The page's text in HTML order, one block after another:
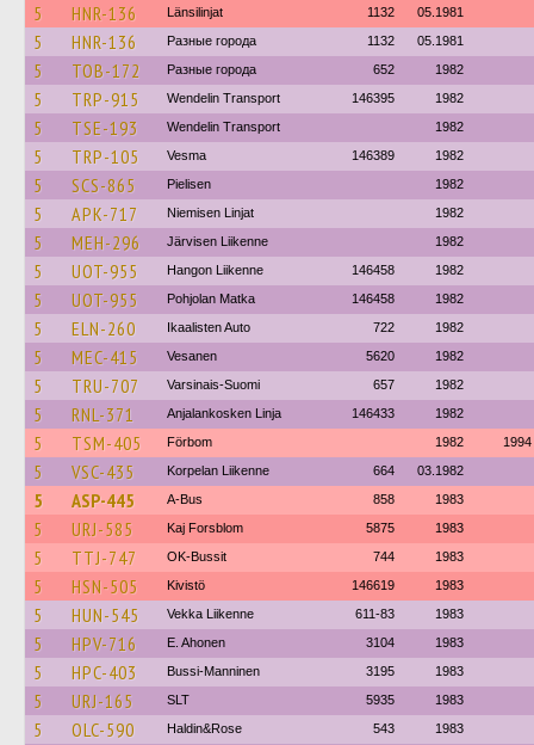
5 HNR-136 Länsilinjat 1132 05.1981
5 HNR-136 Разные города 1132 05.1981
5 TOB-172 Разные города 652 1982
5 TRP-915 Wendelin Transport 146395 1982
5 TSE-193 Wendelin Transport 1982
5 TRP-105 Vesma 146389 1982
5 SCS-865 Pielisen 1982
5 APK-717 Niemisen Linjat 1982
5 MEH-296 Järvisen Liikenne 1982
5 UOT-955 Hangon Liikenne 146458 1982
5 UOT-955 Pohjolan Matka 146458 1982
5 ELN-260 Ikaalisten Auto 722 1982
5 MEC-415 Vesanen 5620 1982
5 TRU-707 Varsinais-Suomi 657 1982
5 RNL-371 Anjalankosken Linja 146433 1982
5 TSM-405 Förbom 1982 1994
5 VSC-435 Korpelan Liikenne 664 03.1982
5 ASP-445 A-Bus 858 1983
5 URJ-585 Kaj Forsblom 5875 1983
5 TTJ-747 OK-Bussit 744 1983
5 HSN-505 Kivistö 146619 1983
5 HUN-545 Vekka Liikenne 611-83 1983
5 HPV-716 E. Ahonen 3104 1983
5 HPC-403 Bussi-Manninen 3195 1983
5 URJ-165 SLT 5935 1983
5 OLC-590 Haldin&Rose 543 1983